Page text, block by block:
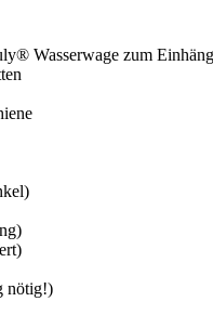
® Wasserwage zum
nötig!)